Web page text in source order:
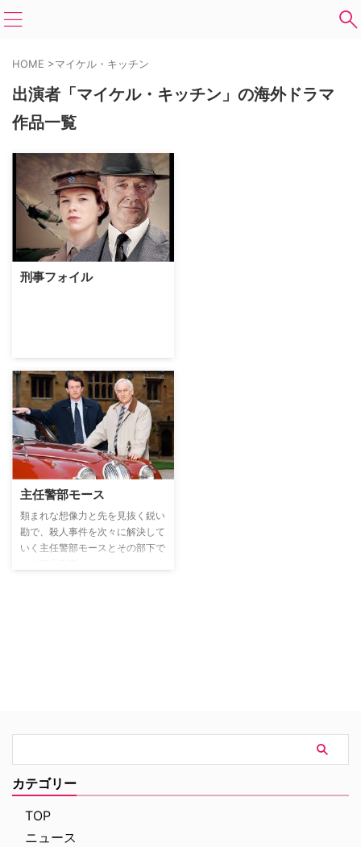
HOME >マイケル・キッチン
出演者「マイケル・キッチン」の海外ドラマ
作品一覧
刑事フォイル
主任警部モース
類まれな想像力と先を見抜く鋭い
勘で、殺人事件を次々に解決して
いく主任警部モースとその部下で
カテゴリー
TOP
ニュース